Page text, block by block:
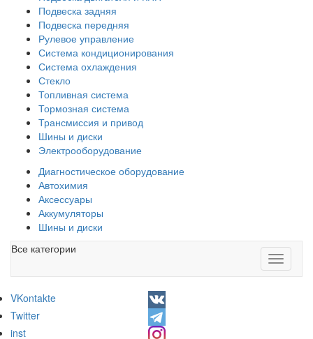
Подвеска задняя
Подвеска передняя
Рулевое управление
Система кондиционирования
Система охлаждения
Стекло
Топливная система
Тормозная система
Трансмиссия и привод
Шины и диски
Электрооборудование
Диагностическое оборудование
Автохимия
Аксессуары
Аккумуляторы
Шины и диски
Toggle
Все категории
VKontakte
Twitter
inst